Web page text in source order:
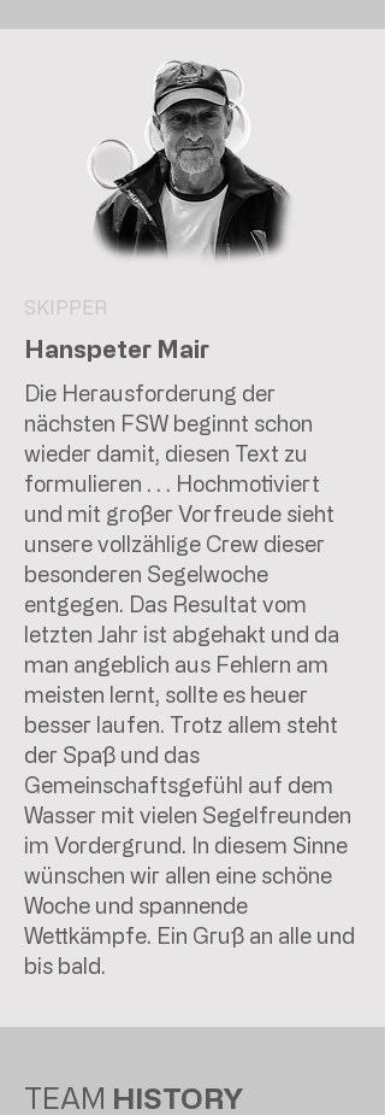
SKIPPER
Hanspeter Mair
Die Herausforderung der
nächsten FSW beginnt schon
wieder damit, diesen Text zu
formulieren . . . Hochmotiviert
und mit großer Vorfreude sieht
unsere vollzählige Crew dieser
besonderen Segelwoche
entgegen. Das Resultat vom
letzten Jahr ist abgehakt und da
man angeblich aus Fehlern am
meisten lernt, sollte es heuer
besser laufen. Trotz allem steht
der Spaß und das
Gemeinschaftsgefühl auf dem
Wasser mit vielen Segelfreunden
im Vordergrund. In diesem Sinne
wünschen wir allen eine schöne
Woche und spannende
Wettkämpfe. Ein Gruß an alle und
bis bald.
TEAM HISTORY